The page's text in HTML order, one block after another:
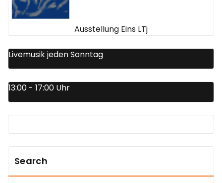
Ausstellung Eins LTj
Livemusik jeden Sonntag
13:00 - 17:00 Uhr
Search